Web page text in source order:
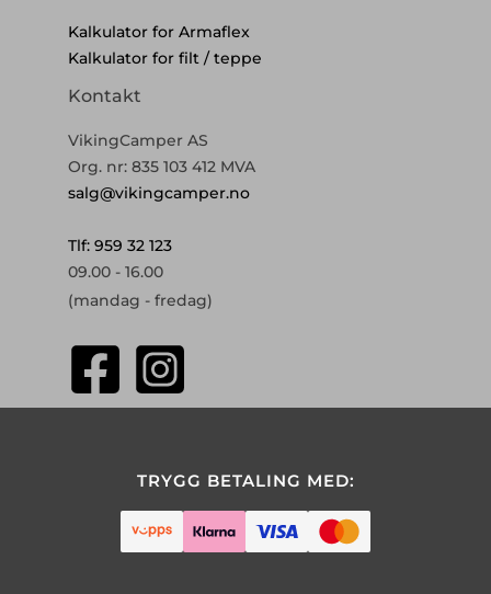
Kalkulator for Armaflex
Kalkulator for filt / teppe
Kontakt
VikingCamper AS
Org. nr: 835 103 412 MVA
salg@vikingcamper.no
Tlf: 959 32 123
09.00 - 16.00
(mandag - fredag)
TRYGG BETALING MED: